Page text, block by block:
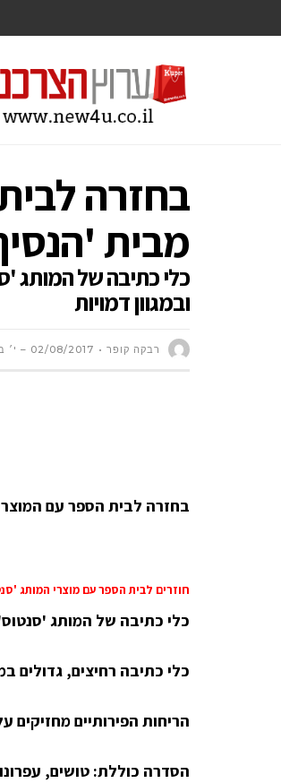
בחזרה
מבית
כלי כתיבה של המותג
ובמגוון דמויות
רבקה קופר 02/08/2017 – י׳ באב ה׳תשע״ז
בחזרה לבית הספר עם
חוזרים לבית הספר עם מוצרי המותג
כלי כתיבה של המותג
כלי כתיבה רחיצים, גדולים
הריחות הפירותיים
הסדרה כוללת: טושים,